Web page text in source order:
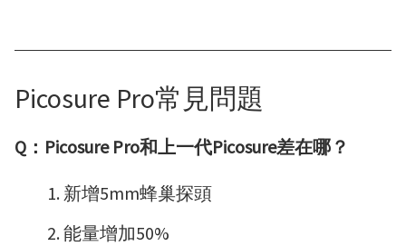
Picosure Pro常見問題
Q：Picosure Pro和上一代Picosure差在哪？
新增5mm蜂巢探頭
能量增加50%